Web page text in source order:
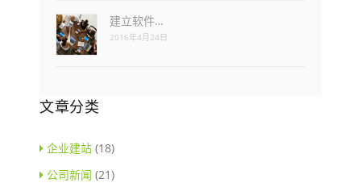
建立软件…
2016年4月24日
文章分类
企业建站 (18)
公司新闻 (21)